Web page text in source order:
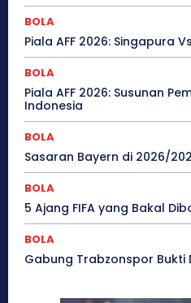
BOLA
Piala AFF 2026: Singapura
BOLA
Piala AFF 2026: Susunan
Indonesia
BOLA
Sasaran Bayern di 2026/
BOLA
5 Ajang FIFA yang Bakal
BOLA
Gabung Trabzonspor Bukti